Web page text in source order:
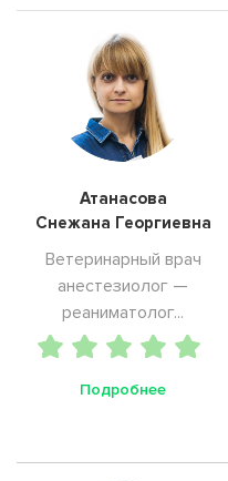
Атанасова
Снежана Георгиевна
Ветеринарный врач
анестезиолог —
реаниматолог...
Подробнее